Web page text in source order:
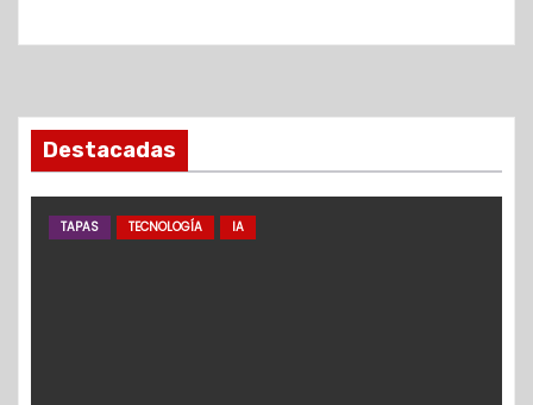
Destacadas
TAPAS TECNOLOGÍA IA